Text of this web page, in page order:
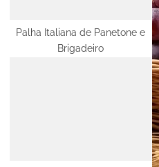
Palha Italiana de Panetone e
Brigadeiro